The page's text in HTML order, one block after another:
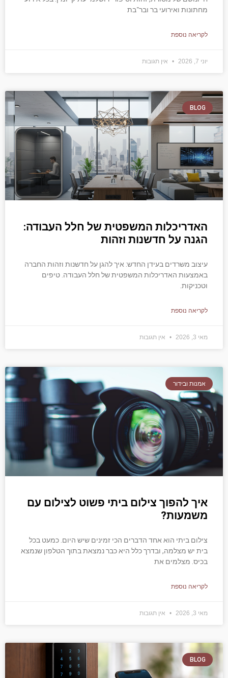
מחתונות ואירועי בר ובר־בת
לקריאה נוספת
יוני 7, 2026 אין תגובות
BLOG
האדריכלות המשפטית של חלל העבודה:
הגנה על חדשנות וזהות
עיצוב משרדים בעידן החדש: איך להגן על חדשנות וזהות החברה
באמצעות האדריכלות המשפטית של חלל העבודה. טיפים
וטכניקות.
לקריאה נוספת
מאי 3, 2026 אין תגובות
אמנות ובידור
איך להפוך צילום ביתי פשוט לצילום עם
משמעות?
צילום ביתי הוא אחד הדברים הכי זמינים שיש היום. כמעט בכל
בית יש מצלמה, ובדרך כלל היא כבר נמצאת בתוך הטלפון שנמצא
בכיס. מצלמים את
לקריאה נוספת
מאי 3, 2026 אין תגובות
BLOG